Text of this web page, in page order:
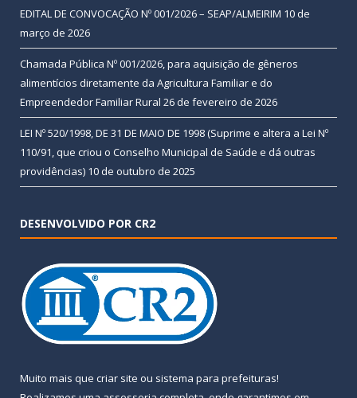
EDITAL DE CONVOCAÇÃO Nº 001/2026 – SEAP/ALMEIRIM 10 de
março de 2026
Chamada Pública Nº 001/2026, para aquisição de gêneros
alimentícios diretamente da Agricultura Familiar e do
Empreendedor Familiar Rural 26 de fevereiro de 2026
LEI Nº 520/1998, DE 31 DE MAIO DE 1998 (Suprime e altera a Lei Nº
110/91, que criou o Conselho Municipal de Saúde e dá outras
providências) 10 de outubro de 2025
DESENVOLVIDO POR CR2
Muito mais que criar site ou sistema para prefeituras!